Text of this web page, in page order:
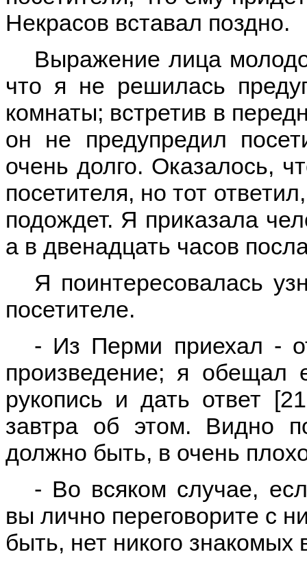
Некрасов вставал поздно.
Выражение лица
что я не решилась
комнаты; встретив в
он не предупредил
очень долго. Оказалось,
посетителя, но тот
подождет. Я приказала
а в двенадцать часов
Я поинтересовалась
посетителе.
- Из Перми приехал -
произведение; я обещал
рукопись и дать ответ
завтра об этом. Видно
должно быть, в очень
- Во всяком случае,
вы лично переговорите с
быть, нет никого знакомых